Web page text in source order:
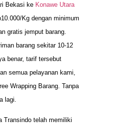
Bekasi ke Konawe Utara
Kg dengan minimum
gratis jemput barang.
barang sekitar 10-12
benar, tarif tersebut
semua pelayanan kami,
Wrapping Barang. Tanpa
lagi.
Transindo telah memiliki